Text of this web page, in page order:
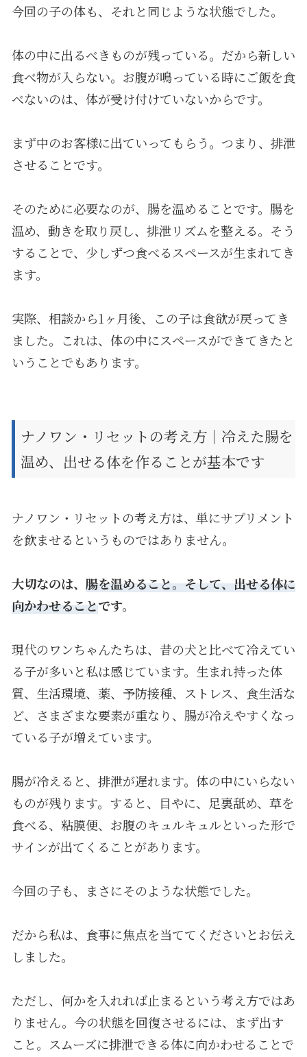
今回の子の体も、それと同じような状態でした。
体の中に出るべきものが残っている。だから新しい
食べ物が入らない。お腹が鳴っている時にご飯を食
べないのは、体が受け付けていないからです。
まず中のお客様に出ていってもらう。つまり、排泄
させることです。
そのために必要なのが、腸を温めることです。腸を
温め、動きを取り戻し、排泄リズムを整える。そう
することで、少しずつ食べるスペースが生まれてき
ます。
実際、相談から1ヶ月後、この子は食欲が戻ってき
ました。これは、体の中にスペースができてきたと
いうことでもあります。
ナノワン・リセットの考え方｜冷えた腸を
温め、出せる体を作ることが基本です
ナノワン・リセットの考え方は、単にサプリメント
を飲ませるというものではありません。
大切なのは、 腸を温めること。そして、出せる体に
向かわせることです。
現代のワンちゃんたちは、昔の犬と比べて冷えてい
る子が多いと私は感じています。生まれ持った体
質、生活環境、薬、予防接種、ストレス、食生活な
ど、さまざまな要素が重なり、腸が冷えやすくなっ
ている子が増えています。
腸が冷えると、排泄が遅れます。体の中にいらない
ものが残ります。すると、目やに、足裏舐め、草を
食べる、粘膜便、お腹のキュルキュルといった形で
サインが出てくることがあります。
今回の子も、まさにそのような状態でした。
だから私は、食事に焦点を当ててくださいとお伝え
しました。
ただし、何かを入れれば止まるという考え方ではあ
りません。今の状態を回復させるには、まず出す
こと。スムーズに排泄できる体に向かわせることで